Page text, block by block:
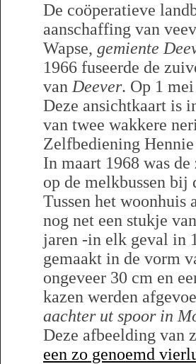
De coöperatieve
aanschaffing van
Wapse, gemiente
1966 fuseerde de
van Deever. Op 1
Deze ansichtkaart is
van twee wakkere
Zelfbediening
In maart 1968 was
op de melkbussen bij
Tussen het woonhuis
nog net een stukje
jaren -in elk geval in
gemaakt in de vorm
ongeveer 30 cm en
kazen werden
aachter ut spoor in
Deze afbeelding van
een zo genoemd